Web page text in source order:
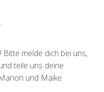
melde dich bei uns,
teile uns deine
und Maike